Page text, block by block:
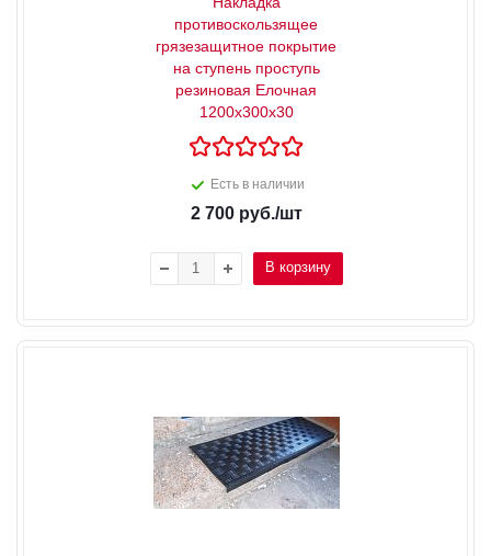
противоскользящее
грязезащитное покрытие
на ступень проступь
резиновая Елочная
1200x300x30
Есть в наличии
2 700руб./шт
В корзину